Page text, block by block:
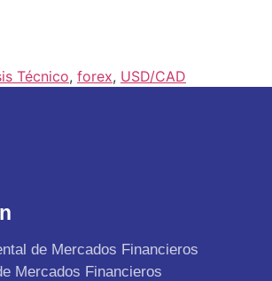
Técnico, forex, USD/CAD
de Mercados Financieros
Mercados Financieros